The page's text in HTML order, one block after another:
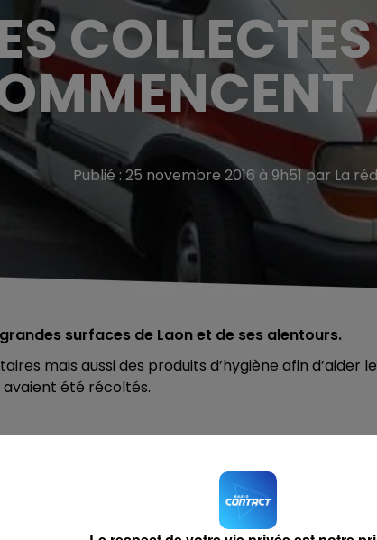
Publié : 25 novembre 2016 à 9h51 par La
surfaces de Laon et de ses alentours.
mais aussi des produits d’hygiène afin d’aider
avaient été récoltés.
RADIO CONTACT